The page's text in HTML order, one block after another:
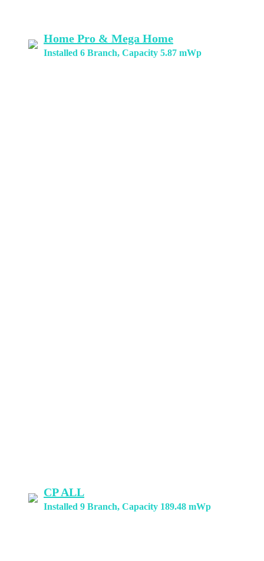
Home Pro & Mega Home
Installed 6 Branch, Capacity 5.87 mWp
CP ALL
Installed 9 Branch, Capacity 189.48 mWp